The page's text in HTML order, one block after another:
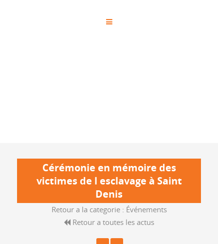
Cérémonie en mémoire des
victimes de l esclavage à Saint
Denis
Retour a la categorie : Événements
Retour a toutes les actus